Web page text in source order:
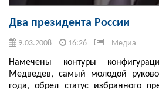
Два президента России
9.03.2008 16:26 Медиа
Намечены контуры
Медведев, самый молодой
года, обрел статус избранного